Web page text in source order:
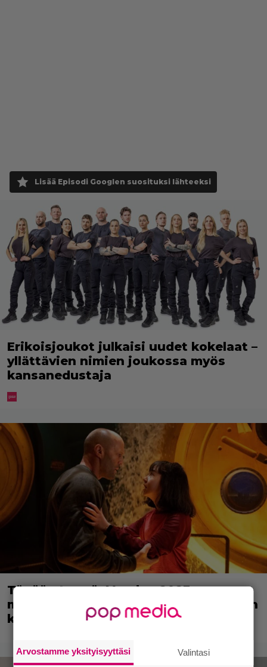
Lisää Episodi Googlen suosituksi lähteeksi
Erikoisjoukot julkaisi uudet kokelaat –
yllättävien nimien joukossa myös
kansanedustaja
Tänään tv:ssä: Vuoden 2023
megaelokuva luottaa Jason Stathamin
karismaan
Arvostamme yksityisyyttäsi Valintasi